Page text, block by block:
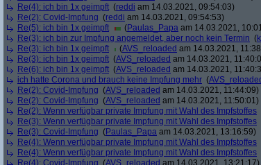
Re(4): ich bin 1x geimpft (reddi am 14.03.2021, 09:54:03)
Re(2): Covid-Impfung (reddi am 14.03.2021, 09:54:53)
Re(5): ich bin 1x geimpft
(Paulas_Papa am 14.03.2021,
Re(3): ich bin zur Impfung angemeldet, aber noch kein Termin (
Re(3): ich bin 1x geimpft
(AVS_reloaded am 14.03.2021,
Re(3): ich bin 1x geimpft (AVS_reloaded am 14.03.2021,
Re(6): ich bin 1x geimpft (AVS_reloaded am 14.03.2021,
ich hatte Corona und brauch keine Impfung mehr (
Re(2): Covid-Impfung (AVS_reloaded am 14.03.2021, 11:44:09)
Re(2): Covid-Impfung (AVS_reloaded am 14.03.2021, 11:50:01)
Re(2): Wenn verfügbar private Impfung mit Wahl des Impfstoffes
Re(3): Wenn verfügbar private Impfung mit Wahl des Impfstoffes
Re(3): Covid-Impfung (Paulas_Papa am 14.03.2021, 13:16:59)
Re(4): Wenn verfügbar private Impfung mit Wahl des Impfstoffes
Re(4): Wenn verfügbar private Impfung mit Wahl des Impfstoffes
Re(4): Covid-Impfung (AVS_reloaded am 14.03.2021, 13:21:17)